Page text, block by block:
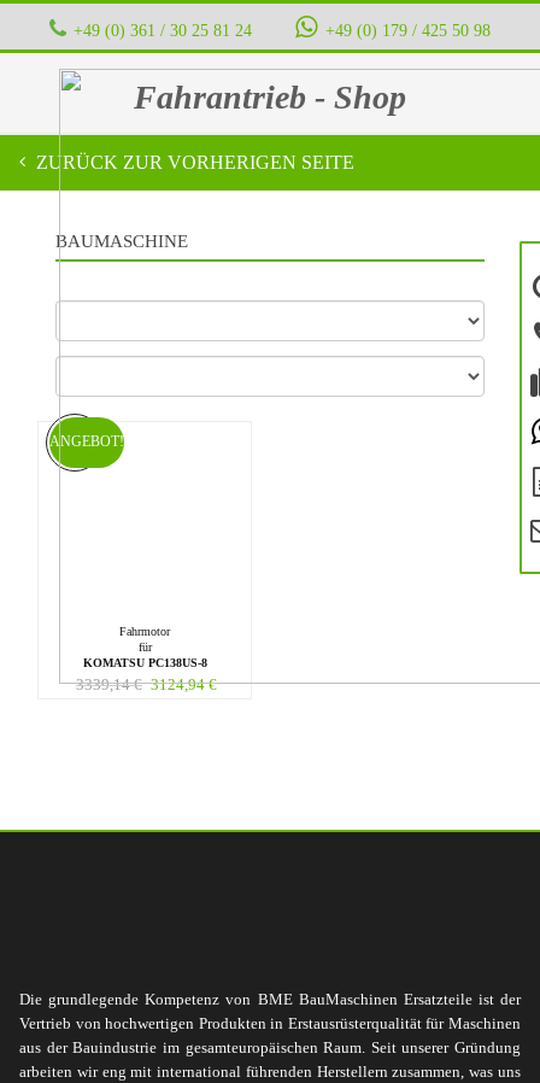
+49 (0) 361 / 30 25 81 24 ‭ ‭ ‭ ‭ +49 (0) 179 / 425 50 98
Fahrantrieb - Shop
ZURÜCK ZUR VORHERIGEN SEITE
BAUMASCHINE
Fahrmotor
für
KOMATSU PC138US-8
3339,14€ 3124,94€
ANGEBOT!
Die grundlegende Kompetenz von BME BauMaschinen Ersatzteile ist der
Vertrieb von hochwertigen Produkten in Erstausrüsterqualität für Maschinen
aus der Bauindustrie im gesamteuropäischen Raum. Seit unserer Gründung
arbeiten wir eng mit international führenden Herstellern zusammen, was uns